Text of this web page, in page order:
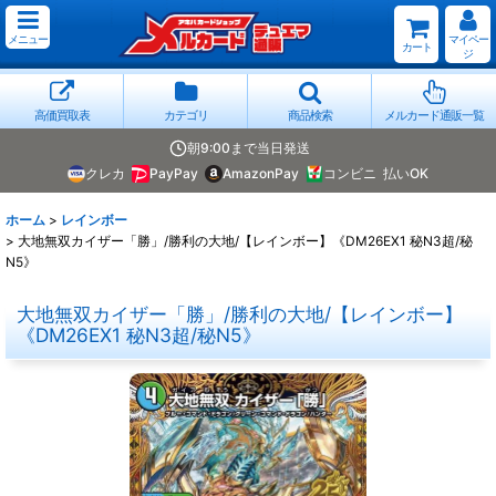
メニュー
カート
マイペー
ジ
高価買取表 カテゴリ 商品検索 メルカード通販一覧
朝9:00まで当日発送
クレカ
PayPay AmazonPay コンビニ 払いOK
ホーム > レインボー
> 大地無双カイザー「勝」/勝利の大地/【レインボー】《DM26EX1 秘N3超/秘
N5》
大地無双カイザー「勝」/勝利の大地/【レインボー】
《DM26EX1 秘N3超/秘N5》